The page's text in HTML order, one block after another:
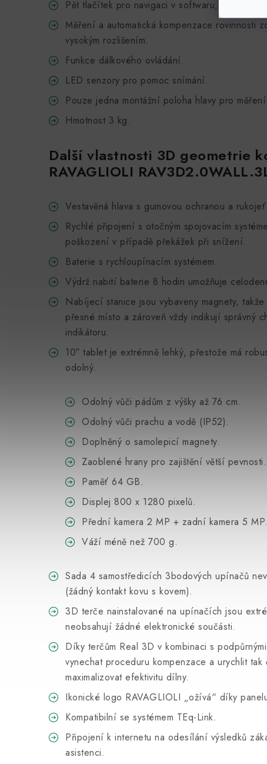
Pět tlačítek pro navigaci v softwaru, možnost
Měření a automatická kompenzace rovinnosti
vysokým rozlišením.
Funkce dálkového ovládání.
LED senzory pro pomoc snímání.
Pouze jedna montážní poloha hlavy pro
Hmotnost 3 kg.
Další vlastnosti 3D geometrie
RAVAGLIOLI
Vestavěná hlava s gumovou ochranou a
Rychlé připojení s otočným spojovacím
poškození v případě překážek při snížení.
Baterie s rychloupínacím systémem.
Výdrž nabití baterie 8 hodin umožňuje
Nabíjecí stanice jsou vybaveny magnety,
přesné místo a zároveň vždy indikují správný
indikátoru.
10″ tablet je extrémně lehký, přestože má
odolný.
Odolný vůči pádům z výšky až 76 cm.
Odolný vůči prachu a vodě (IP52).
Doplněný o samolepicí magnety.
Zaoblené hrany pro zajištění větší pevnosti.
Paměť 64 GB.
Displej 800 x 1280 pixelů.
Přední kamera 2 MP + zadní kamera 5 MP.
Váží méně než 700 g.
Sada 4 samostředicích 3bodových upínačů
(žádný kontakt kovu s kovem).
3D terče nainstalované na upínačích jsou
neobsahují žádné elektronické součásti.
Díky terčům Real 3D v kombinaci s
vynechat proceduru kompenzace a urychlit tak
maximalizovat efektivitu dílny.
Ikonické logo RAVAGLIOLI „ožívá“ díky
Kompatibilní se systémem TEq-Link.
Připojení k internetu na odesílání výsledků
asistenci.